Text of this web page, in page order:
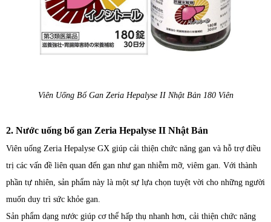
Viên Uống Bổ Gan Zeria Hepalyse II Nhật Bản 180 Viên
2. Nước uống bổ gan Zeria Hepalyse II Nhật Bản
Viên uống Zeria Hepalyse GX giúp cải thiện chức năng gan và hỗ trợ điều
trị các vấn đề liên quan đến gan như gan nhiễm mỡ, viêm gan. Với thành
phần tự nhiên, sản phẩm này là một sự lựa chọn tuyệt vời cho những người
muốn duy trì sức khỏe gan.
Sản phẩm dạng nước giúp cơ thể hấp thụ nhanh hơn, cải thiện chức năng